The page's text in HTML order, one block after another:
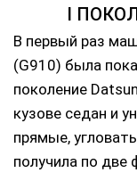
I
В первый раз
(G910) была
поколение
кузове седан и
прямые,
получила по две